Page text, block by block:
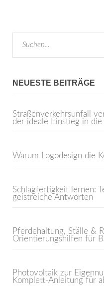
NEUESTE BEITRÄGE
Straßenverkehrsunfall
der ideale Einstieg in die
Warum Logodesign die
Schlagfertigkeit lernen:
geistreiche Antworten
Pferdehaltung, Ställe &
Orientierungshilfen für
Photovoltaik zur
Komplett-Anleitung für